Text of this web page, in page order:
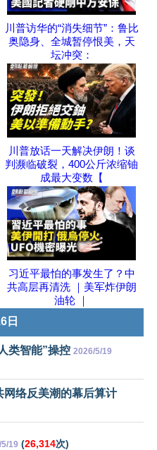
川普访华的“消失细节”：鲁比
奥隐身、全城暂停恨美，天
坛冲突：
川普放话一天解决伊朗！谈
判濒临破裂，400公斤浓缩铀
成最大变数【
习近平最怕的事发生了？中
共高层再清洗 ｜美军炸伊朗
油轮 ｜
日
类智能”操控 2026/5/19
网络反美潮的幕后算计
19 (26,314次)